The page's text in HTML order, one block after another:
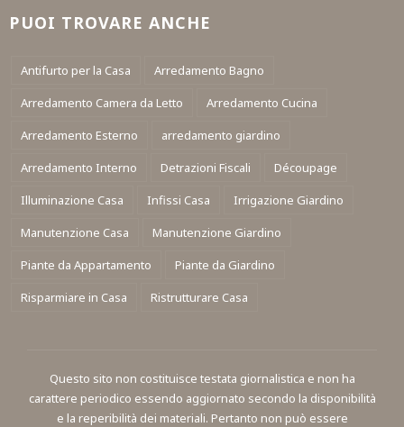
PUOI TROVARE ANCHE
Antifurto per la Casa
Arredamento Bagno
Arredamento Camera da Letto
Arredamento Cucina
Arredamento Esterno
arredamento giardino
Arredamento Interno
Detrazioni Fiscali
Découpage
Illuminazione Casa
Infissi Casa
Irrigazione Giardino
Manutenzione Casa
Manutenzione Giardino
Piante da Appartamento
Piante da Giardino
Risparmiare in Casa
Ristrutturare Casa
Questo sito non costituisce testata giornalistica e non ha
carattere periodico essendo aggiornato secondo la disponibilità
e la reperibilità dei materiali. Pertanto non può essere